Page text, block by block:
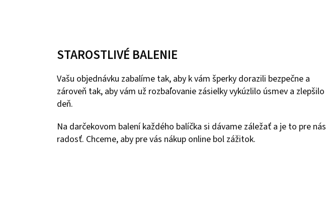
STAROSTLIVÉ BALENIE
Vašu objednávku zabalíme tak, aby k vám šperky dorazili bezpečne a
zároveň tak, aby vám už rozbaľovanie zásielky vykúzlilo úsmev a zlepšilo
deň.
Na darčekovom balení každého balíčka si dávame záležať a je to pre nás
radosť. Chceme, aby pre vás nákup online bol zážitok.